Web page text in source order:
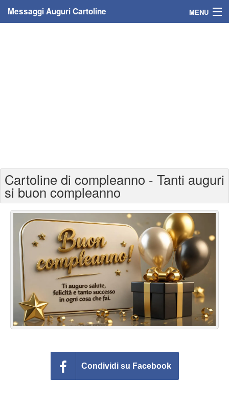
Messaggi Auguri Cartoline MENU
Cartoline auguri anni
Cartoline giorni anno
Cartoline giorni settimana
Cartoline musicali
Cartoline animate
Accedi
Cartoline di compleanno - Tanti auguri
si buon compleanno
Condividi su Facebook